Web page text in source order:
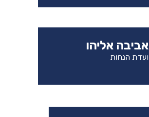
אביבה אליהו
ועדת הנחות